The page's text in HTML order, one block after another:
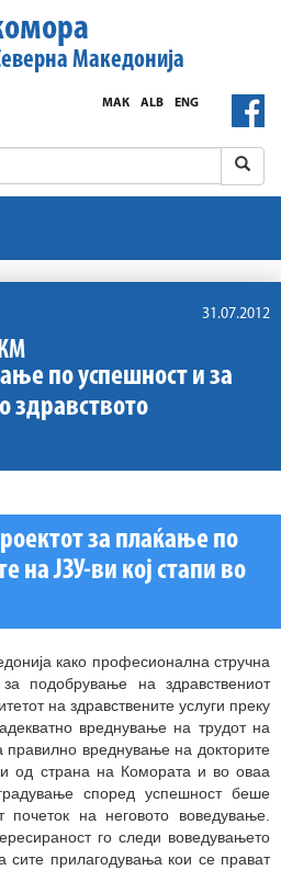
Македонија
ENG
ALB
МАК
31.07.2012
по успешност и за
здравството
за плаќање по
на ЈЗУ-ви кој стапи во
како професионална стручна
подобрување на здравствениот
на здравствените услуги преку
вреднување на трудот на
правилно вреднување на докторите
од страна на Комората и во оваа
според успешност беше
на неговото воведување.
го следи воведувањето
сите прилагодувања кои се прават